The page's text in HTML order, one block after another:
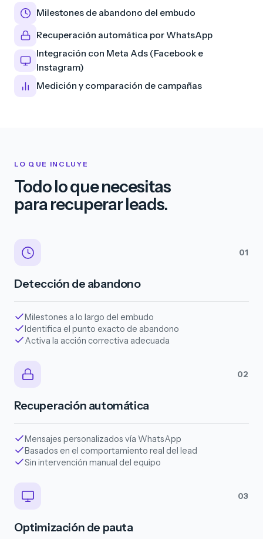
Milestones de abandono del embudo
Recuperación automática por WhatsApp
Integración con Meta Ads (Facebook e
Instagram)
Medición y comparación de campañas
LO QUE INCLUYE
Todo lo que necesitas
para recuperar leads.
01
Detección de abandono
Milestones a lo largo del embudo
Identifica el punto exacto de abandono
Activa la acción correctiva adecuada
02
Recuperación automática
Mensajes personalizados vía WhatsApp
Basados en el comportamiento real del lead
Sin intervención manual del equipo
03
Optimización de pauta